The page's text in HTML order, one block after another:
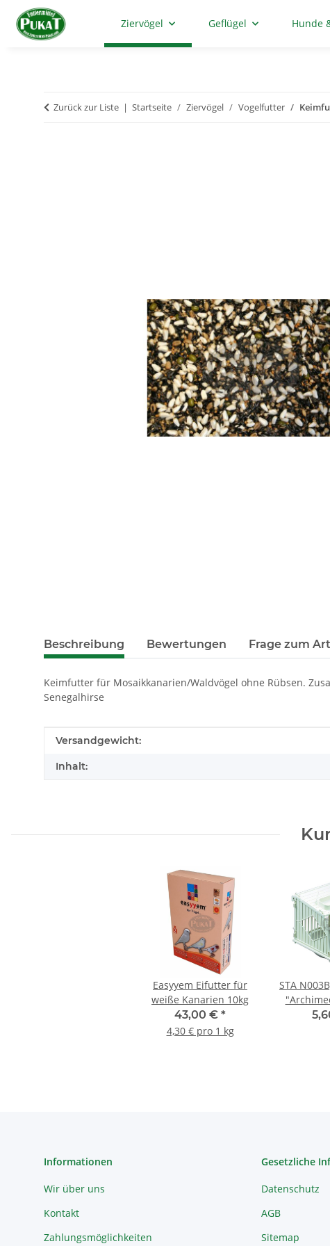
Ziervögel Geflügel Hunde
Zurück zur Liste Startseite Ziervögel Vogelfutter
Beschreibung Bewertungen Frage zum
Keimfutter für Mosaikkanarien/Waldvögel ohne Rübsen.
Senegalhirse
Produkteigenschaft
Wert
Versandgewicht:
Inhalt:
Easyyem Eifutter für
weiße Kanarien 10kg
43,00 € *
4,30 € pro 1 kg
STA
Informationen
Wir über uns
Kontakt
Zahlungsmöglichkeiten
Gesetzliche
Datenschutz
AGB
Sitemap